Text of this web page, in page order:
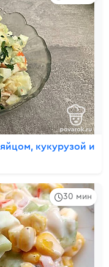
кукурузой и
30 мин